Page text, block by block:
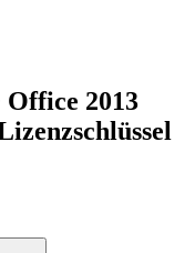
Office 2013